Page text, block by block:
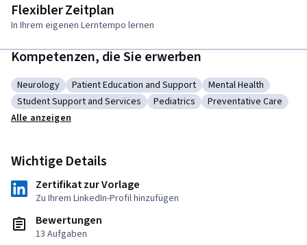
Flexibler Zeitplan
In Ihrem eigenen Lerntempo lernen
Kompetenzen, die Sie erwerben
Kategorie: Neurology
Neurology Kategorie: Patient Education and Support
Patient Education and Support Kategorie: Mental
Mental Health
Kategorie: Student Support and Services
Student Support and Services Kategorie: Pediatrics
Pediatrics Kategorie:
Preventative Care
Alle anzeigen
Wichtige Details
Zertifikat zur Vorlage
Zu Ihrem LinkedIn-Profil hinzufügen
Bewertungen
13 Aufgaben